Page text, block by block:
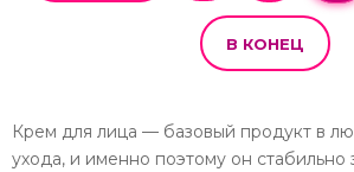
В КОНЕЦ
Крем для лица — базовый продукт в
ухода, и именно поэтому он стабильно